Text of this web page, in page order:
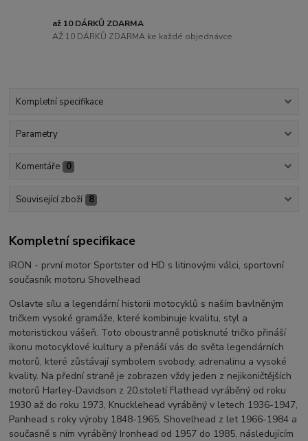
až 10 DÁRKŮ ZDARMA
AŽ 10 DÁRKŮ ZDARMA ke každé objednávce
Kompletní specifikace
Parametry
Komentáře 0
Související zboží 8
Kompletní specifikace
IRON - první motor Sportster od HD s litinovými válci, sportovní
současník motoru Shovelhead
Oslavte sílu a legendární historii motocyklů s naším bavlněným
tričkem vysoké gramáže, které kombinuje kvalitu, styl a
motoristickou vášeň. Toto oboustranně potisknuté tričko přináší
ikonu motocyklové kultury a přenáší vás do světa legendárních
motorů, které zůstávají symbolem svobody, adrenalinu a vysoké
kvality. Na přední straně je zobrazen vždy jeden z nejikoničtějších
motorů Harley-Davidson z 20.století Flathead vyráběný od roku
1930 až do roku 1973, Knucklehead vyráběný v letech 1936-1947,
Panhead s roky výroby 1848-1965, Shovelhead z let 1966-1984 a
současně s ním vyráběný Ironhead od 1957 do 1985, následujícím